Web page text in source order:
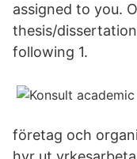
assigned to you.
thesis/
following 1.
företag och